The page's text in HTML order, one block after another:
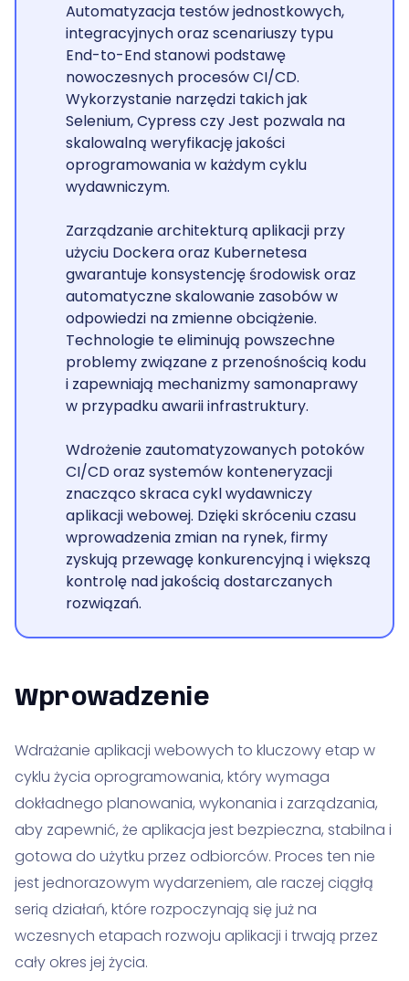
Automatyzacja testów jednostkowych,
integracyjnych oraz scenariuszy typu
End-to-End stanowi podstawę
nowoczesnych procesów CI/CD.
Wykorzystanie narzędzi takich jak
Selenium, Cypress czy Jest pozwala na
skalowalną weryfikację jakości
oprogramowania w każdym cyklu
wydawniczym.
Zarządzanie architekturą aplikacji przy
użyciu Dockera oraz Kubernetesa
gwarantuje konsystencję środowisk oraz
automatyczne skalowanie zasobów w
odpowiedzi na zmienne obciążenie.
Technologie te eliminują powszechne
problemy związane z przenośnością kodu
i zapewniają mechanizmy samonaprawy
w przypadku awarii infrastruktury.
Wdrożenie zautomatyzowanych potoków
CI/CD oraz systemów konteneryzacji
znacząco skraca cykl wydawniczy
aplikacji webowej. Dzięki skróceniu czasu
wprowadzenia zmian na rynek, firmy
zyskują przewagę konkurencyjną i większą
kontrolę nad jakością dostarczanych
rozwiązań.
Wprowadzenie
Wdrażanie aplikacji webowych to kluczowy etap w
cyklu życia oprogramowania, który wymaga
dokładnego planowania, wykonania i zarządzania,
aby zapewnić, że aplikacja jest bezpieczna, stabilna i
gotowa do użytku przez odbiorców. Proces ten nie
jest jednorazowym wydarzeniem, ale raczej ciągłą
serią działań, które rozpoczynają się już na
wczesnych etapach rozwoju aplikacji i trwają przez
cały okres jej życia.